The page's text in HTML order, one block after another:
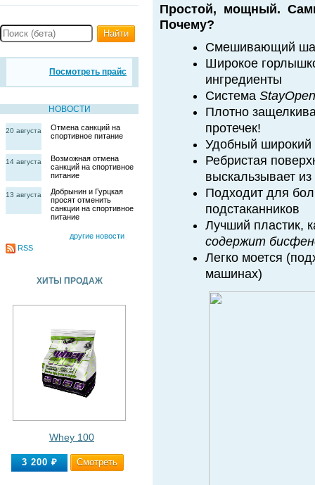
Найти
Посмотреть прайс
НОВОСТИ
20 августа
Отмена санкций на
спортивное питание
14 августа
Возможная отмена
санкций на спортивное
питание
13 августа
Добрынин и Гурцкая
просят отменить
санкции на спортивное
питание
другие новости
RSS
ХИТЫ ПРОДАЖ
Whey 100
3 200 ₽ Cмотреть
Простой, мощный.
Почему?
Смешивающий
Широкое
ингредиенты
Система
Плотно
протечек!
Удобный широкий
Ребристая
выскальзывает из
Подходит для
подстаканников
Лучший пластик,
содержит
Легко моется
машинах)